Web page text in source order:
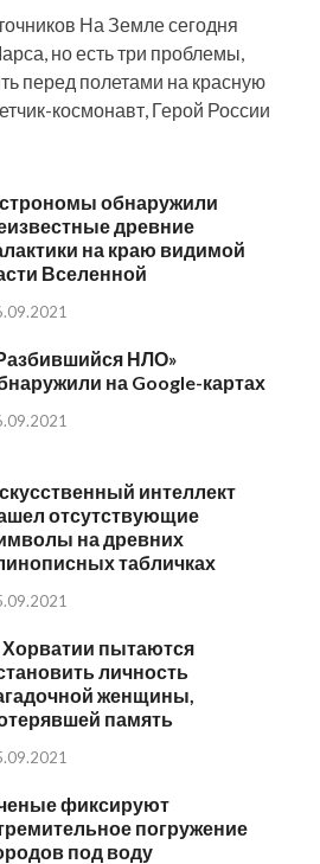
На Земле сегодня
но есть три проблемы,
перед полетами на красную
космонавт, Герой России
обнаружили
древние
на краю видимой
Вселенной
НЛО»
на Google-картах
интеллект
отсутствующие
на древних
табличках
пытаются
личность
женщины,
память
фиксируют
погружение
под воду